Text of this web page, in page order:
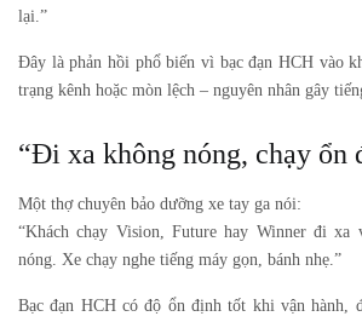
lại.”
Đây là phản hồi phổ biến vì bạc đạn HCH vào
trạng kênh hoặc mòn lệch – nguyên nhân gây
“Đi xa không nóng, chạy ổn
Một thợ chuyên bảo dưỡng xe tay ga nói:
“Khách chạy Vision, Future hay Winner đi xa
nóng. Xe chạy nghe tiếng máy gọn, bánh nhẹ.”
Bạc đạn HCH có độ ổn định tốt khi vận hành,